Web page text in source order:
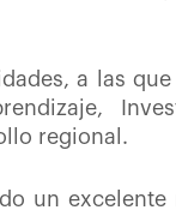
a las
regional.
un